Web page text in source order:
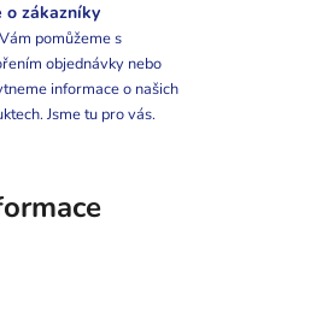
o zákazníky
pomůžeme s
objednávky nebo
informace o našich
Jsme tu pro vás.